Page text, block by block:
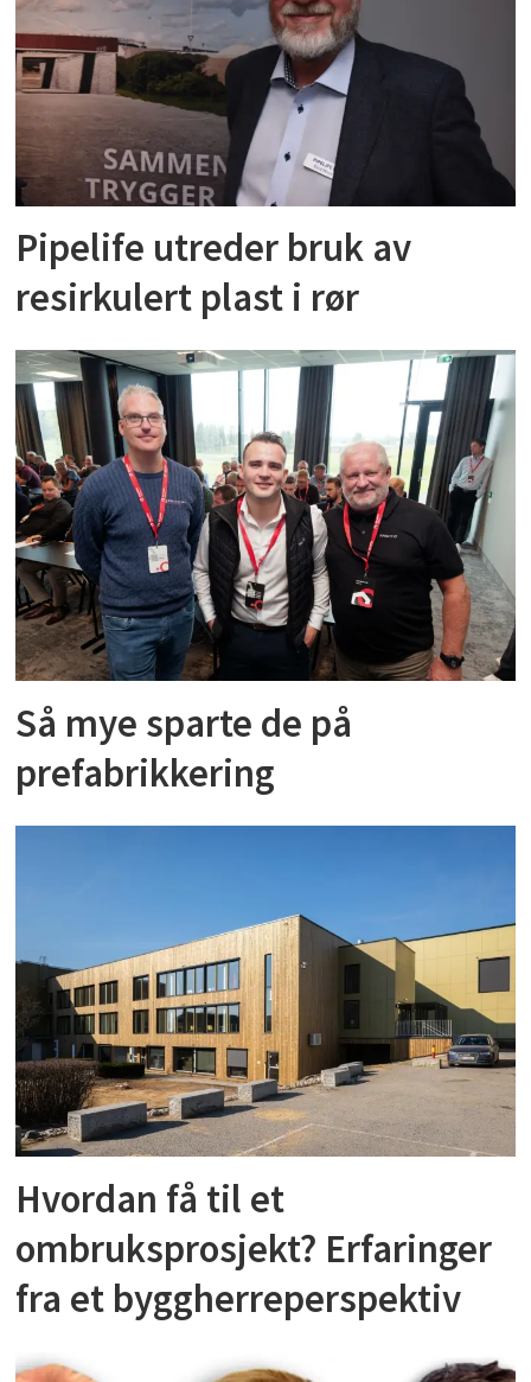
Pipelife utreder bruk av
resirkulert plast i rør
Så mye sparte de på
prefabrikkering
Hvordan få til et
ombruksprosjekt? Erfaringer
fra et byggherreperspektiv